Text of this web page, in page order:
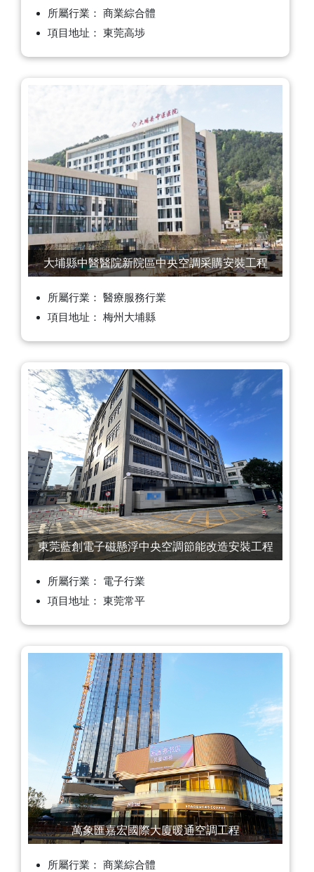
所屬行業： 商業綜合體
項目地址： 東莞高埗
大埔縣中醫醫院新院區中央空調采購安裝工程
所屬行業： 醫療服務行業
項目地址： 梅州大埔縣
東莞藍創電子磁懸浮中央空調節能改造安裝工程
所屬行業： 電子行業
項目地址： 東莞常平
萬象匯嘉宏國際大廈暖通空調工程
所屬行業： 商業綜合體